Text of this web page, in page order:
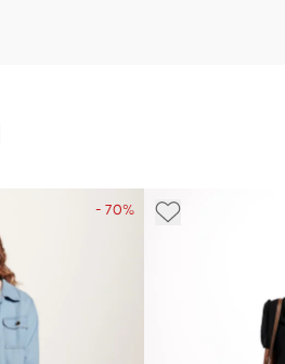
- 70%